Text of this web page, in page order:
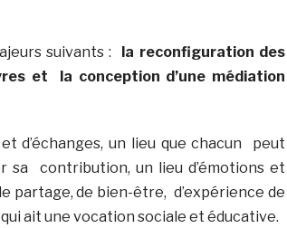
suivants : la reconfiguration des
et la conception d’une médiation
d’échanges, un lieu que chacun peut
sa contribution, un lieu d’émotions et
partage, de bien-être, d’expérience de
ait une vocation sociale et éducative.